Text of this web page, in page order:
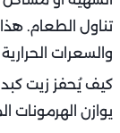
تناول الطعام.
والسعرات
كيف يُحفز زيت
يوازن الهرمونات